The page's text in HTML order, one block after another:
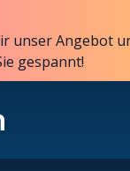
unser Angebot
gespannt!